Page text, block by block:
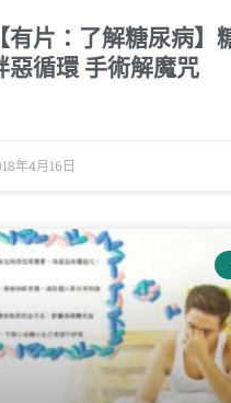
【有片：了解糖尿病】
惡循環 手術解魔咒
年4月16日